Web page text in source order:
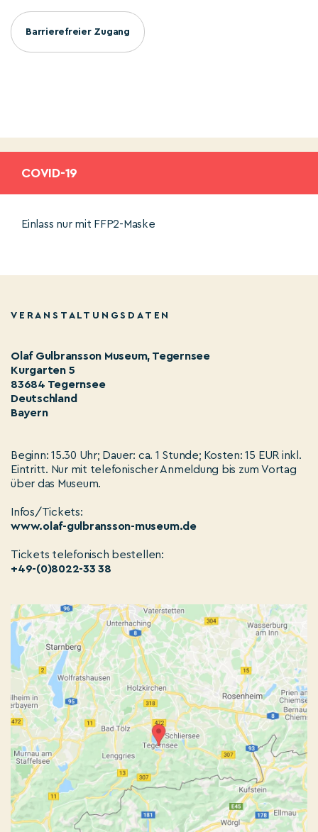
Barrierefreier Zugang
COVID-19
Einlass nur mit FFP2-Maske
VERANSTALTUNGSDATEN
Olaf Gulbransson Museum, Tegernsee
Kurgarten 5
83684 Tegernsee
Deutschland
Bayern
Beginn: 15.30 Uhr; Dauer: ca. 1 Stunde; Kosten: 15 EUR inkl.
Eintritt. Nur mit telefonischer Anmeldung bis zum Vortag
über das Museum.
Infos/Tickets:
www.olaf-gulbransson-museum.de
Tickets telefonisch bestellen:
+49-(0)8022-33 38